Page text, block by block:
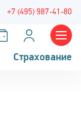
+7 (495) 987-41-80
Страхование